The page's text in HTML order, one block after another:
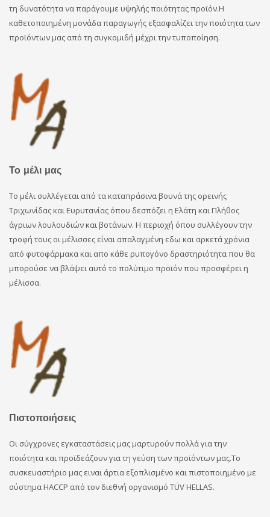
τη δυνατότητα να παράγουμε υψηλής ποιότητας προϊόν.Η
καθετοποιημένη μονάδα παραγωγής εξασφαλίζει την ποιότητα των
προϊόντων μας από τη συγκομιδή μέχρι την τυποποίηση.
Το μέλι μας
Το μέλι συλλέγεται από τα καταπράσινα βουνά της ορεινής
Τριχωνίδας και Ευρυτανίας όπου δεσπόζει η Ελάτη και Πλήθος
άγριων λουλουδιών και βοτάνων. Η περιοχή όπου συλλέγουν την
τροφή τους οι μέλισσες είναι απαλαγμένη εδω και αρκετά χρόνια
από φυτοφάρμακα και απο κάθε ρυπογόνο δραστηριότητα που θα
μπορούσε να βλάψει αυτό το πολύτιμο προϊόν που προσφέρει η
μέλισσα.
Πιστοποιήσεις
Οι σύγχρονες εγκαταστάσεις μας μαρτυρούν πολλά για την
ποιότητα και προϊδεάζουν για τη γεύση των προϊόντων μας.Το
συσκευαστήριο μας ειναι άρτια εξοπλισμένο και πιστοποιημένο με
σύστημα HACCP από τον διεθνή οργανισμό TÜV HELLAS.